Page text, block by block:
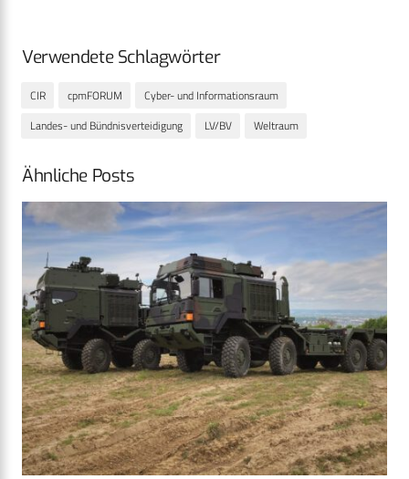
Verwendete Schlagwörter
CIR cpmFORUM
Cyber- und Informationsraum
Landes- und Bündnisverteidigung
LV/BV Weltraum
Ähnliche Posts